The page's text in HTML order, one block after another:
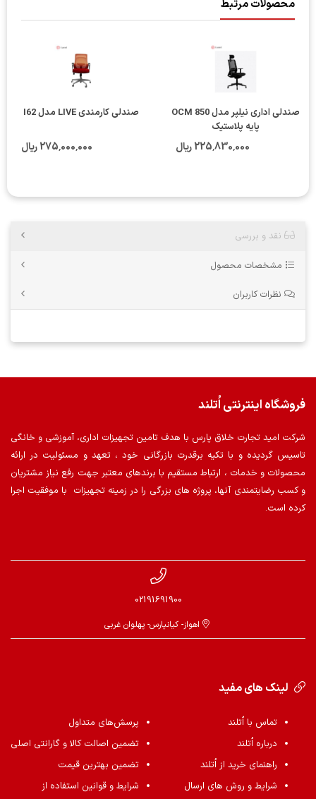
محصولات مرتبط
صندلی اداری نیلپر مدل OCM 850
پایه پلاستیک
225٬830٬000 ریال
صندلی کارمندی LIVE مدل I62
275٬000٬000 ریال
نقد و بررسی
مشخصات محصول
نظرات کاربران
فروشگاه اینترنتی اُتلند
شرکت امید تجارت خلاق پارس با هدف تامین تجهیزات اداری، آموزشی و خانگی
تاسیس گردیده و با تکیه برقدرت بازرگانی خود ، تعهد و مسئولیت در ارائه
محصولات و خدمات ، ارتباط مستقیم با برندهای معتبر جهت رفع نیاز مشتریان
و کسب رضایتمندی آنها، پروژه های بزرگی را در زمینه تجهیزات با موفقیت اجرا
کرده است.
02191691900
اهواز- کیانپارس- پهلوان غربی
لینک های مفید
تماس با اُتلند
درباره اُتلند
راهنمای خرید از اُتلند
شرایط و روش های ارسال
پرسش‌های متداول
تضمین اصالت کالا و گارانتی اصلی
تضمین بهترین قیمت
شرایط و قوانین استفاده از